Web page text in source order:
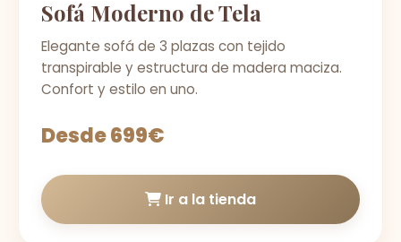
Sofá Moderno de Tela
Elegante sofá de 3 plazas con tejido
transpirable y estructura de madera maciza.
Confort y estilo en uno.
Desde 699€
Ir a la tienda